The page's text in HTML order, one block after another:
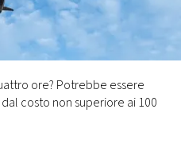
ore? Potrebbe essere
costo non superiore ai 100